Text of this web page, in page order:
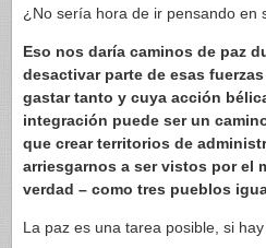
¿No sería hora de ir pensando en
Eso nos daría caminos de paz
desactivar parte de esas
gastar tanto y cuya acción
integración puede ser un
que crear territorios de
arriesgarnos a ser vistos por el
verdad – como tres pueblos
La paz es una tarea posible, si